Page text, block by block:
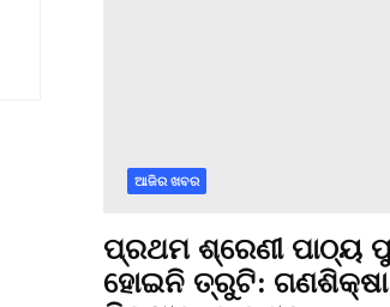
ଆଜିର ଖବର
ପ୍ରଥମ ଶ୍ରେଣୀ ପାଠ୍ୟ
ହୋଇନି ତ୍ରୁଟି: ଗଣଶିକ୍ଷା